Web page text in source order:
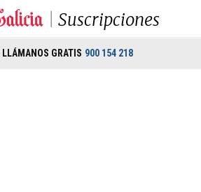
Suscripciones
LLÁMANOS GRATIS 900 154 218